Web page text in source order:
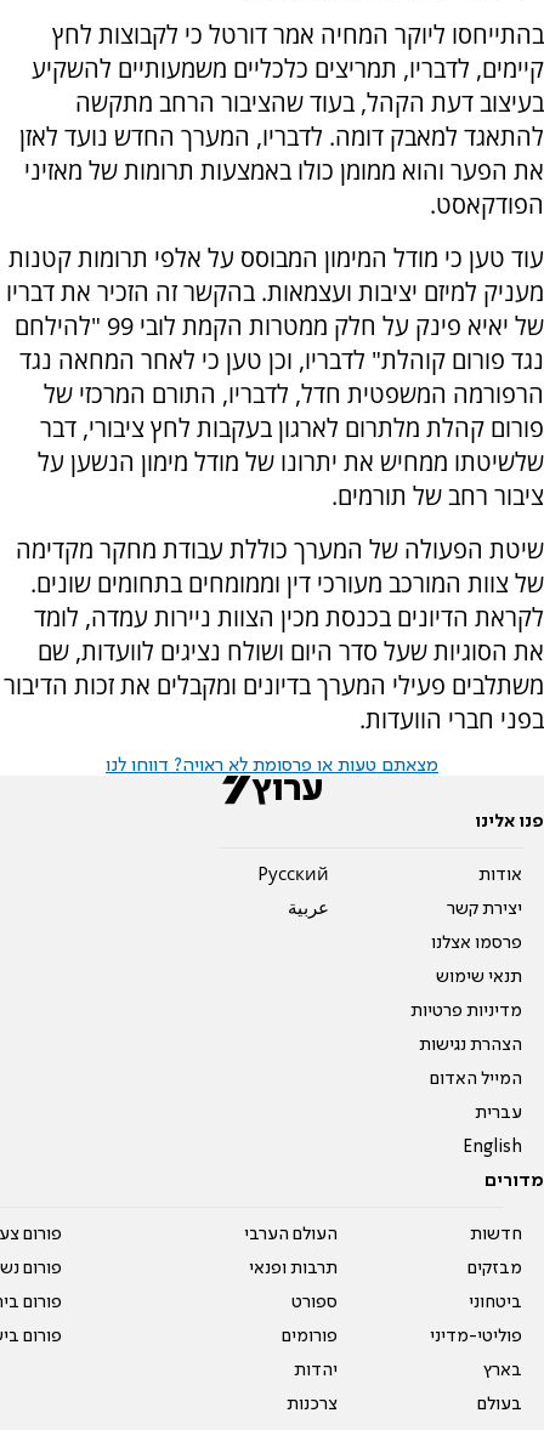
בהתייחסו ליוקר המחיה אמר דורטל כי לקבוצות לחץ
קיימים, לדבריו, תמריצים כלכליים משמעותיים להשקיע
בעיצוב דעת הקהל, בעוד שהציבור הרחב מתקשה
להתאגד למאבק דומה. לדבריו, המערך החדש נועד לאזן
את הפער והוא ממומן כולו באמצעות תרומות של מאזיני
הפודקאסט.
עוד טען כי מודל המימון המבוסס על אלפי תרומות קטנות
מעניק למיזם יציבות ועצמאות. בהקשר זה הזכיר את דבריו
של יאיא פינק על חלק ממטרות הקמת לובי 99 "להילחם
נגד פורום קוהלת" לדבריו, וכן טען כי לאחר המחאה נגד
הרפורמה המשפטית חדל, לדבריו, התורם המרכזי של
פורום קהלת מלתרום לארגון בעקבות לחץ ציבורי, דבר
שלשיטתו ממחיש את יתרונו של מודל מימון הנשען על
ציבור רחב של תורמים.
שיטת הפעולה של המערך כוללת עבודת מחקר מקדימה
של צוות המורכב מעורכי דין וממומחים בתחומים שונים.
לקראת הדיונים בכנסת מכין הצוות ניירות עמדה, לומד
את הסוגיות שעל סדר היום ושולח נציגים לוועדות, שם
משתלבים פעילי המערך בדיונים ומקבלים את זכות הדיבור
בפני חברי הוועדות.
מצאתם טעות או פרסומת לא ראויה? דווחו לנו
פנו אלינו
אודות
יצירת קשר
פרסמו אצלנו
תנאי שימוש
מדיניות פרטיות
הצהרת נגישות
המייל האדום
עברית
English
Pусский
عربية
מדורים
חדשות
מבזקים
ביטחוני
פוליטי-מדיני
בארץ
בעולם
העולם הערבי
תרבות ופנאי
ספורט
פורומים
יהדות
צרכנות
פורום
פורום
פורום
פורום